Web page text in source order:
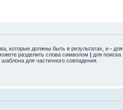
которые должны быть в результатах, и - для
разделить слова символом | для поиска
шаблона для частичного совпадения.